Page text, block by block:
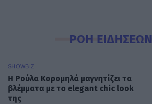
ΡΟΗ ΕΙΔΗΣΕΩΝ
SHOWBIZ
Η Ρούλα Κορομηλά μαγνητίζει τα
βλέμματα με το elegant chic look
της